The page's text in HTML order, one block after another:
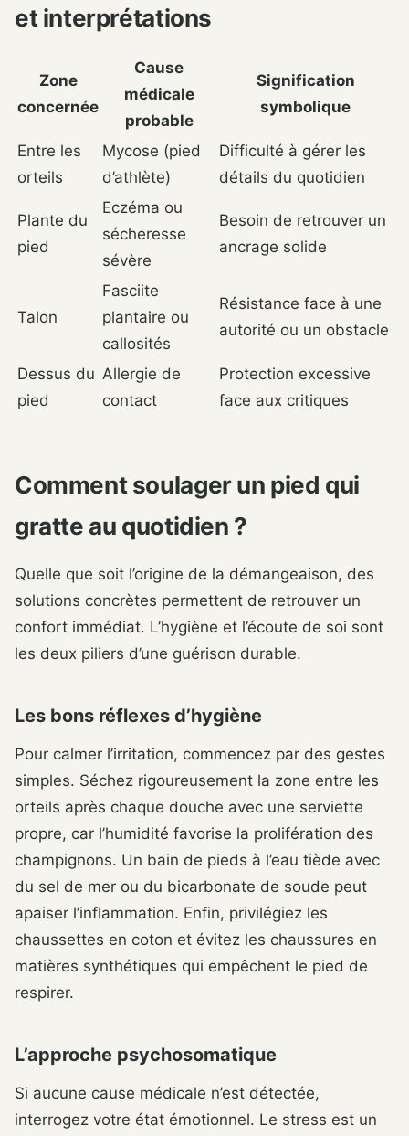
et interprétations
Zone
concernée
Cause
médicale
probable
Signification
symbolique
Entre les
orteils
Mycose (pied
d’athlète)
Difficulté à gérer les
détails du quotidien
Plante du
pied
Eczéma ou
sécheresse
sévère
Besoin de retrouver un
ancrage solide
Talon
Fasciite
plantaire ou
callosités
Résistance face à une
autorité ou un obstacle
Dessus du
pied
Allergie de
contact
Protection excessive
face aux critiques
Comment soulager un pied qui
gratte au quotidien ?
Quelle que soit l’origine de la démangeaison, des
solutions concrètes permettent de retrouver un
confort immédiat. L’hygiène et l’écoute de soi sont
les deux piliers d’une guérison durable.
Les bons réflexes d’hygiène
Pour calmer l’irritation, commencez par des gestes
simples. Séchez rigoureusement la zone entre les
orteils après chaque douche avec une serviette
propre, car l’humidité favorise la prolifération des
champignons. Un bain de pieds à l’eau tiède avec
du sel de mer ou du bicarbonate de soude peut
apaiser l’inflammation. Enfin, privilégiez les
chaussettes en coton et évitez les chaussures en
matières synthétiques qui empêchent le pied de
respirer.
L’approche psychosomatique
Si aucune cause médicale n’est détectée,
interrogez votre état émotionnel. Le stress est un